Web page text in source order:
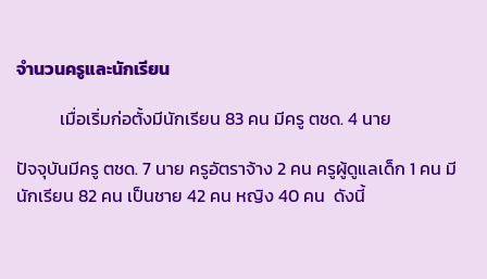
จำนวนครูและนักเรียน
เมื่อเริ่มก่อตั้งมีนักเรียน 83 คน มีครู ตชด. 4 นาย
ปัจจุบันมีครู ตชด. 7 นาย ครูอัตราจ้าง 2 คน ครูผู้ดูแลเด็ก 1 คน มี
นักเรียน 82 คน เป็นชาย 42 คน หญิง 40 คน ดังนี้